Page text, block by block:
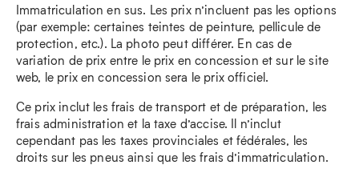
Immatriculation en sus. Les prix n’incluent pas les options
(par exemple: certaines teintes de peinture, pellicule de
protection, etc.). La photo peut différer. En cas de
variation de prix entre le prix en concession et sur le site
web, le prix en concession sera le prix officiel.
Ce prix inclut les frais de transport et de préparation, les
frais administration et la taxe d’accise. Il n’inclut
cependant pas les taxes provinciales et fédérales, les
droits sur les pneus ainsi que les frais d’immatriculation.